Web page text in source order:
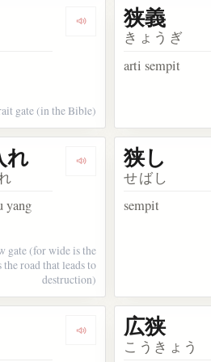
Dengarkan kosakata 狭き
gate (in the Bible)
狭義
きょうぎ
arti sempit
Dengarkan kosakata 狭
れ
yang
gate (for wide is the
the road that leads to
destruction)
狭し
せばし
sempit
Dengarkan kosakata 手狭
広狭
こうきょう